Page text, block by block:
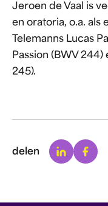
Jeroen de Vaal is
en oratoria, o.a. als
Telemanns Lucas
Passion (BWV 244)
245).
delen Linkedin